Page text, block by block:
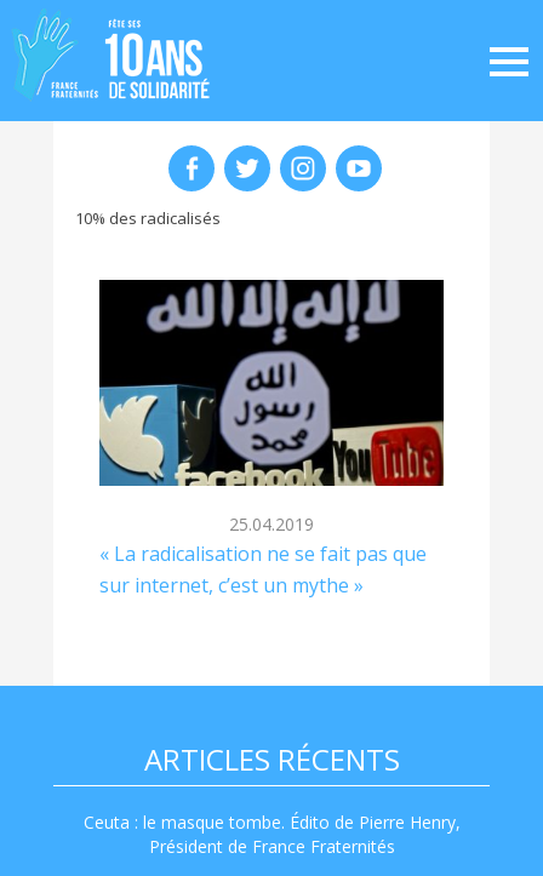
10% des radicalisés
25.04.2019
« La radicalisation ne se fait pas que
sur internet, c’est un mythe »
ARTICLES RÉCENTS
Ceuta : le masque tombe. Édito de Pierre Henry,
Président de France Fraternités